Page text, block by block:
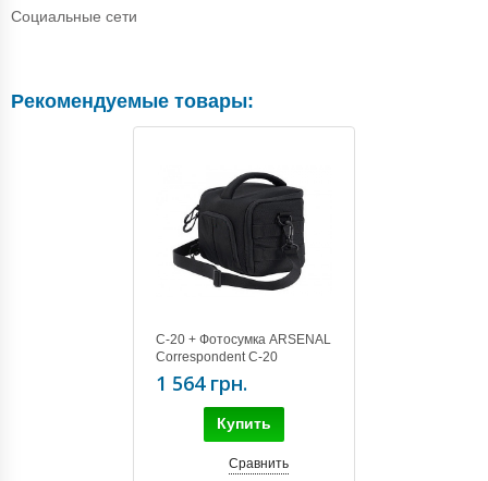
Социальные сети
Рекомендуемые товары:
C-20 + Фотосумка ARSENAL
Correspondent C-20
1 564 грн.
Купить
Сравнить